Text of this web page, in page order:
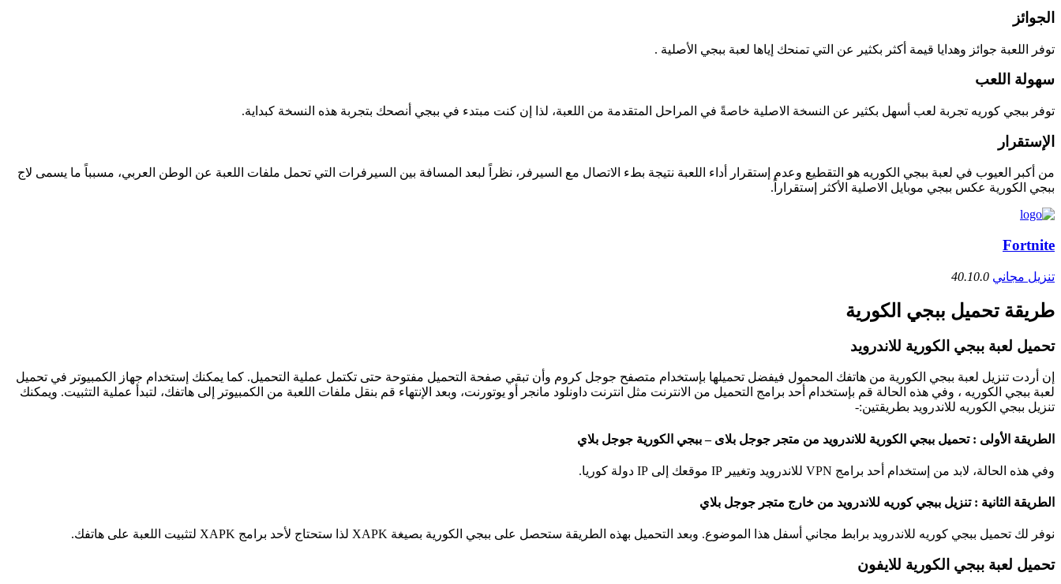
الجوائز
توفر اللعبة جوائز وهدايا قيمة أكثر بكثير عن التي تمنحك إياها لعبة ببجي الأصلية .
سهولة اللعب
توفر ببجي كوريه تجربة لعب أسهل بكثير عن النسخة الاصلية خاصةً في المراحل المتقدمة من اللعبة، لذا إن كنت مبتدء في ببجي أنصحك بتجربة هذه النسخة كبداية.
الإستقرار
من أكبر العيوب في لعبة ببجي الكوريه هو التقطيع وعدم إستقرار أداء اللعبة نتيجة بطء الاتصال مع السيرفر، نظراً لبعد المسافة بين السيرفرات التي تحمل ملفات اللعبة عن الوطن العربي، مسبباً ما يسمى لاج
ببجي الكورية عكس ببجي موبايل الاصلية الأكثر إستقراراً.
Fortnite
تنزيل مجاني 40.10.0
طريقة تحميل ببجي الكورية
تحميل لعبة ببجي الكورية للاندرويد
إن أردت تنزيل لعبة ببجي الكورية من هاتفك المحمول فيفضل تحميلها بإستخدام متصفح جوجل كروم وأن تبقي صفحة التحميل مفتوحة حتى تكتمل عملية التحميل. كما يمكنك إستخدام جهاز الكمبيوتر في تحميل
لعبة ببجي الكوريه ، وفي هذه الحالة قم بإستخدام أحد برامج التحميل من الانترنت مثل انترنت داونلود مانجر أو يوتورنت، وبعد الإنتهاء قم بنقل ملفات اللعبة من الكمبيوتر إلى هاتفك، لتبدأ عملية التثبيت. ويمكنك
تنزيل ببجي الكوريه للاندرويد بطريقتين:-
الطريقة الأولى : تحميل ببجي الكورية للاندرويد من متجر جوجل بلاى – ببجي الكورية جوجل بلاي
وفي هذه الحالة، لابد من إستخدام أحد برامج VPN للاندرويد وتغيير IP موقعك إلى IP دولة كوريا.
الطريقة الثانية : تنزيل ببجي كوريه للاندرويد من خارج متجر جوجل بلاي
نوفر لك تحميل ببجي كوريه للاندرويد برابط مجاني أسفل هذا الموضوع. وبعد التحميل بهذه الطريقة ستحصل على ببجي الكورية بصيغة XAPK لذا ستحتاج لأحد برامج XAPK لتثبيت اللعبة على هاتفك.
تحميل لعبة ببجي الكورية للايفون